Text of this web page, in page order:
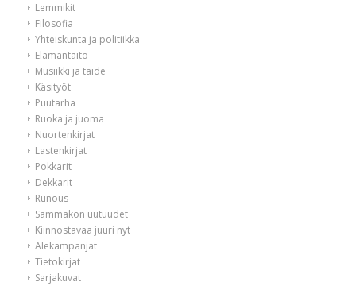
Lemmikit
Filosofia
Yhteiskunta ja politiikka
Elämäntaito
Musiikki ja taide
Käsityöt
Puutarha
Ruoka ja juoma
Nuortenkirjat
Lastenkirjat
Pokkarit
Dekkarit
Runous
Sammakon uutuudet
Kiinnostavaa juuri nyt
Alekampanjat
Tietokirjat
Sarjakuvat